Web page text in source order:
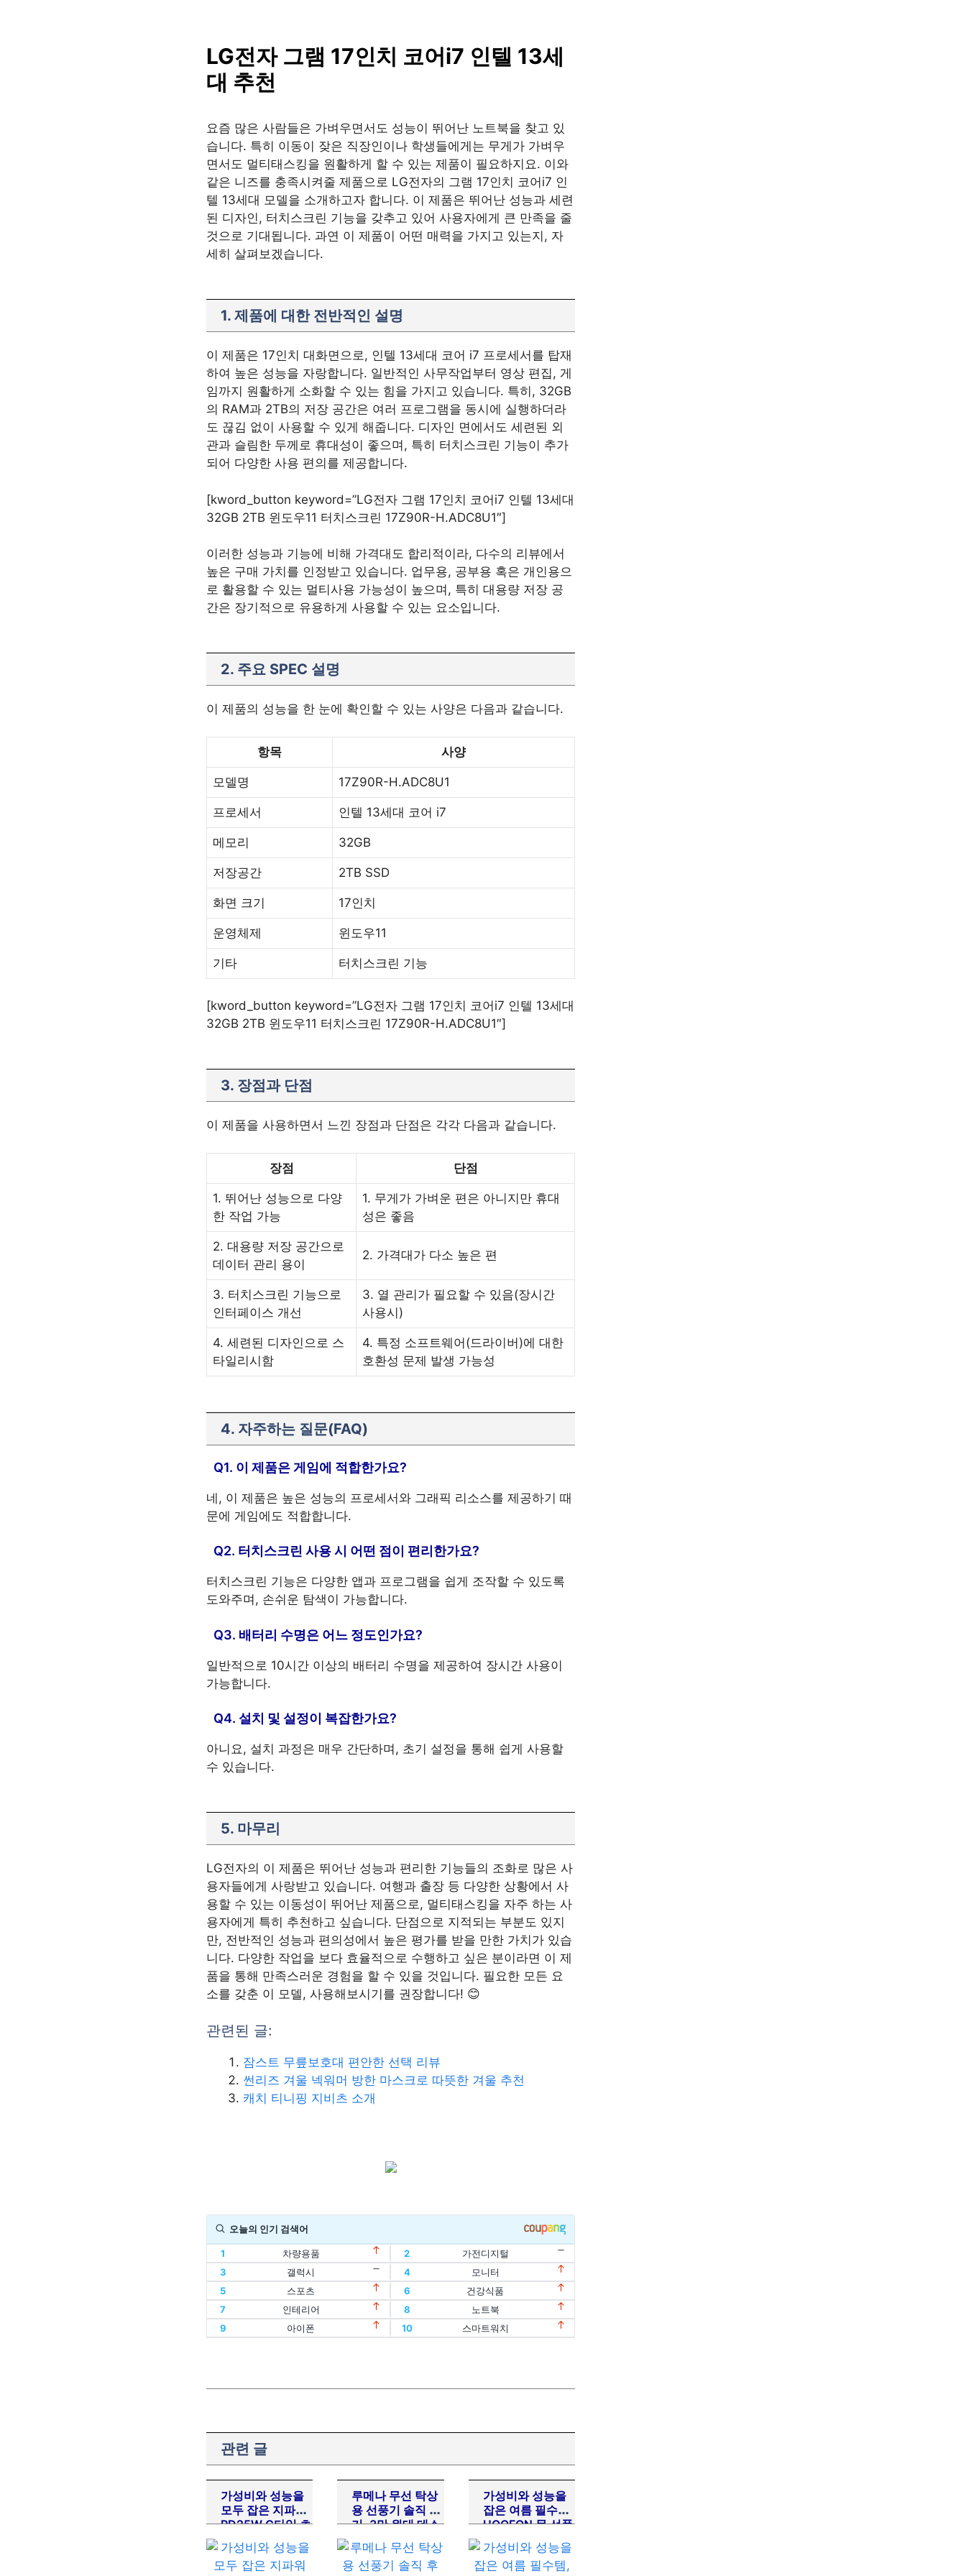
LG전자 그램 17인치 코어i7 인텔 13세
대 추천
요즘 많은 사람들은 가벼우면서도 성능이 뛰어난 노트북을 찾고 있
습니다. 특히 이동이 잦은 직장인이나 학생들에게는 무게가 가벼우
면서도 멀티태스킹을 원활하게 할 수 있는 제품이 필요하지요. 이와
같은 니즈를 충족시켜줄 제품으로 LG전자의 그램 17인치 코어i7 인
텔 13세대 모델을 소개하고자 합니다. 이 제품은 뛰어난 성능과 세련
된 디자인, 터치스크린 기능을 갖추고 있어 사용자에게 큰 만족을 줄
것으로 기대됩니다. 과연 이 제품이 어떤 매력을 가지고 있는지, 자
세히 살펴보겠습니다.
1. 제품에 대한 전반적인 설명
이 제품은 17인치 대화면으로, 인텔 13세대 코어 i7 프로세서를 탑재
하여 높은 성능을 자랑합니다. 일반적인 사무작업부터 영상 편집, 게
임까지 원활하게 소화할 수 있는 힘을 가지고 있습니다. 특히, 32GB
의 RAM과 2TB의 저장 공간은 여러 프로그램을 동시에 실행하더라
도 끊김 없이 사용할 수 있게 해줍니다. 디자인 면에서도 세련된 외
관과 슬림한 두께로 휴대성이 좋으며, 특히 터치스크린 기능이 추가
되어 다양한 사용 편의를 제공합니다.
[kword_button keyword=”LG전자 그램 17인치 코어i7 인텔 13세대
32GB 2TB 윈도우11 터치스크린 17Z90R-H.ADC8U1″]
이러한 성능과 기능에 비해 가격대도 합리적이라, 다수의 리뷰에서
높은 구매 가치를 인정받고 있습니다. 업무용, 공부용 혹은 개인용으
로 활용할 수 있는 멀티사용 가능성이 높으며, 특히 대용량 저장 공
간은 장기적으로 유용하게 사용할 수 있는 요소입니다.
2. 주요 SPEC 설명
이 제품의 성능을 한 눈에 확인할 수 있는 사양은 다음과 같습니다.
항목 사양
모델명 17Z90R-H.ADC8U1
프로세서 인텔 13세대 코어 i7
메모리 32GB
저장공간 2TB SSD
화면 크기 17인치
운영체제 윈도우11
기타 터치스크린 기능
[kword_button keyword=”LG전자 그램 17인치 코어i7 인텔 13세대
32GB 2TB 윈도우11 터치스크린 17Z90R-H.ADC8U1″]
3. 장점과 단점
이 제품을 사용하면서 느낀 장점과 단점은 각각 다음과 같습니다.
장점 단점
1. 뛰어난 성능으로 다양
한 작업 가능
1. 무게가 가벼운 편은 아니지만 휴대
성은 좋음
2. 대용량 저장 공간으로
데이터 관리 용이
2. 가격대가 다소 높은 편
3. 터치스크린 기능으로
인터페이스 개선
3. 열 관리가 필요할 수 있음(장시간
사용시)
4. 세련된 디자인으로 스
타일리시함
4. 특정 소프트웨어(드라이버)에 대한
호환성 문제 발생 가능성
4. 자주하는 질문(FAQ)
Q1. 이 제품은 게임에 적합한가요?
네, 이 제품은 높은 성능의 프로세서와 그래픽 리소스를 제공하기 때
문에 게임에도 적합합니다.
Q2. 터치스크린 사용 시 어떤 점이 편리한가요?
터치스크린 기능은 다양한 앱과 프로그램을 쉽게 조작할 수 있도록
도와주며, 손쉬운 탐색이 가능합니다.
Q3. 배터리 수명은 어느 정도인가요?
일반적으로 10시간 이상의 배터리 수명을 제공하여 장시간 사용이
가능합니다.
Q4. 설치 및 설정이 복잡한가요?
아니요, 설치 과정은 매우 간단하며, 초기 설정을 통해 쉽게 사용할
수 있습니다.
5. 마무리
LG전자의 이 제품은 뛰어난 성능과 편리한 기능들의 조화로 많은 사
용자들에게 사랑받고 있습니다. 여행과 출장 등 다양한 상황에서 사
용할 수 있는 이동성이 뛰어난 제품으로, 멀티태스킹을 자주 하는 사
용자에게 특히 추천하고 싶습니다. 단점으로 지적되는 부분도 있지
만, 전반적인 성능과 편의성에서 높은 평가를 받을 만한 가치가 있습
니다. 다양한 작업을 보다 효율적으로 수행하고 싶은 분이라면 이 제
품을 통해 만족스러운 경험을 할 수 있을 것입니다. 필요한 모든 요
소를 갖춘 이 모델, 사용해보시기를 권장합니다! 😊
관련된 글:
잠스트 무릎보호대 편안한 선택 리뷰
썬리즈 겨울 넥워머 방한 마스크로 따뜻한 겨울 추천
캐치 티니핑 지비츠 소개
오늘의 인기 검색어
1
차량용품
11
할인
1
차량용품
11
할인
2
가전디지털
12
디지털기기
2
가전디지털
12
디지털기기
3
갤럭시
13
인텔
3
갤럭시
13
인텔
4
모니터
14
oled
4
모니터
14
oled
5
스포츠
15
홈트
5
스포츠
15
홈트
6
건강식품
16
아이패드
6
건강식품
16
아이패드
7
인테리어
17
에어팟
7
인테리어
8
노트북
18
맥북
8
노트북
9
아이폰
19
폴드
10
스마트워치
20
플립
관련 글
가성비와 성능을
모두 잡은 지파워
PD25W C타입 초
블 세트 리뷰
루메나 무선 탁상
용 선풍기 솔직 후
기, 3만 원대 데스
추천
가성비와 성능을
잡은 여름 필수템,
UOOFON 목 선풍